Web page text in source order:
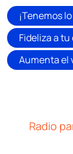
¡Tenemos
Fideliza a
Aumenta el
Radio